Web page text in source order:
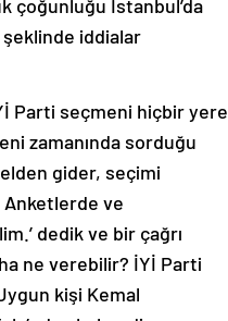
şeklinde iddialar
zamanında sorduğu
elden gider, seçimi
Anketlerde ve
dedik ve bir çağrı
ne verebilir? İYİ Parti
kişi Kemal
bahsediyorsunuz.